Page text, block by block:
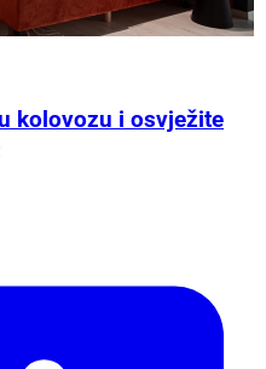
kolovozu i osvježite